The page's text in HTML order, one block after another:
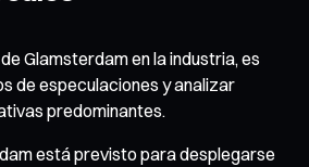
Glamsterdam en la industria, es
de especulaciones y analizar
predominantes.
está previsto para desplegarse